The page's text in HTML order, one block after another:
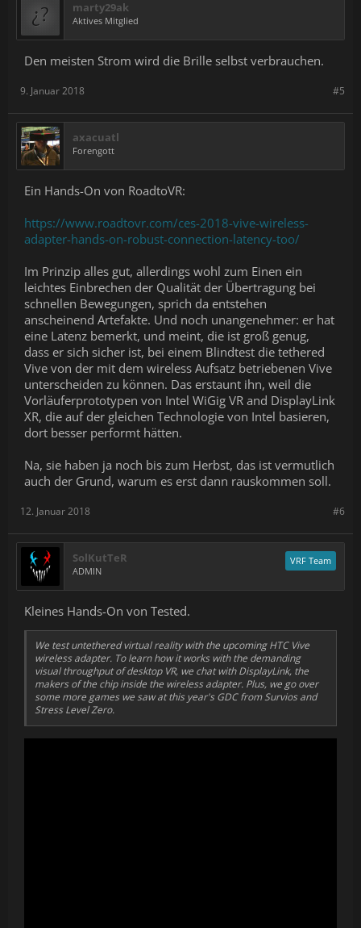
marty29ak
Aktives Mitglied
Den meisten Strom wird die Brille selbst verbrauchen.
#5
9. Januar 2018
axacuatl
Forengott
Ein Hands-On von RoadtoVR:
https://www.roadtovr.com/ces-2018-vive-wireless-
adapter-hands-on-robust-connection-latency-too/
Im Prinzip alles gut, allerdings wohl zum Einen ein
leichtes Einbrechen der Qualität der Übertragung bei
schnellen Bewegungen, sprich da entstehen
anscheinend Artefakte. Und noch unangenehmer: er hat
eine Latenz bemerkt, und meint, die ist groß genug,
dass er sich sicher ist, bei einem Blindtest die tethered
Vive von der mit dem wireless Aufsatz betriebenen Vive
unterscheiden zu können. Das erstaunt ihn, weil die
Vorläuferprototypen von Intel WiGig VR and DisplayLink
XR, die auf der gleichen Technologie von Intel basieren,
dort besser performt hätten.
Na, sie haben ja noch bis zum Herbst, das ist vermutlich
auch der Grund, warum es erst dann rauskommen soll.
#6
12. Januar 2018
SolKutTeR
ADMIN
VRF Team
Kleines Hands-On von Tested.
We test untethered virtual reality with the upcoming HTC Vive
wireless adapter. To learn how it works with the demanding
visual throughput of desktop VR, we chat with DisplayLink, the
makers of the chip inside the wireless adapter. Plus, we go over
some more games we saw at this year's GDC from Survios and
Stress Level Zero.